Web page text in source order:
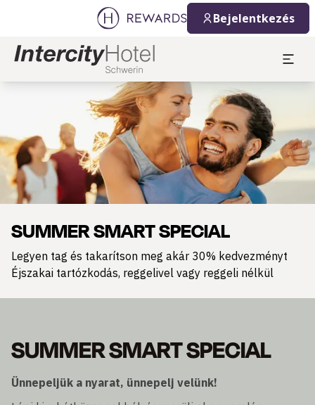
Bejelentkezés
SUMMER SMART SPECIAL
Legyen tag és takarítson meg akár 30% kedvezményt
Éjszakai tartózkodás, reggelivel vagy reggeli nélkül
SUMMER SMART SPECIAL
Ünnepeljük a nyarat, ünnepelj velünk!